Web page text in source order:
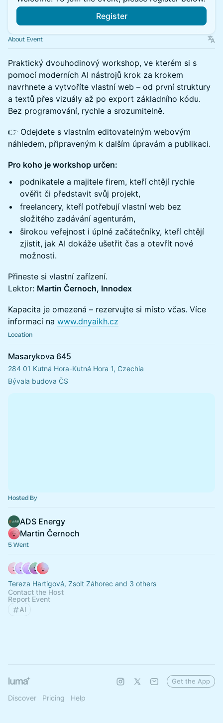
Register
About Event
Praktický dvouhodinový workshop, ve kterém si s
pomocí moderních AI nástrojů krok za krokem
navrhnete a vytvoříte vlastní web – od první struktury
a textů přes vizuály až po export základního kódu.
Bez programování, rychle a srozumitelně.
👉 Odejdete s vlastním editovatelným webovým
náhledem, připraveným k dalším úpravám a publikaci.
Pro koho je workshop určen:
podnikatele a majitele firem, kteří chtějí rychle
ověřit či představit svůj projekt,
freelancery, kteří potřebují vlastní web bez
složitého zadávání agenturám,
širokou veřejnost i úplné začátečníky, kteří chtějí
zjistit, jak AI dokáže ušetřit čas a otevřít nové
možnosti.
Přineste si vlastní zařízení.
Lektor: Martin Černoch, Innodex
Kapacita je omezená – rezervujte si místo včas. Více
informací na www.dnyaikh.cz
Location
Masarykova 645
284 01 Kutná Hora-Kutná Hora 1, Czechia
Bývala budova ČS
Hosted By
ADS Energy
Martin Černoch
5 Went
Tereza Hartigová, Zsolt Záhorec and 3 others
Contact the Host
Report Event
AI
Discover Pricing Help
Get the App